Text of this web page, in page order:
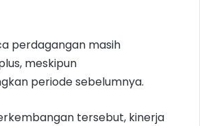
perdagangan masih
meskipun
periode sebelumnya.
tersebut, kinerja